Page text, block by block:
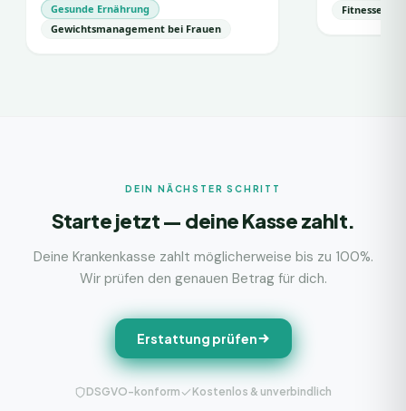
Gesunde Ernährung
Gewichtsmanagement bei Frauen
DEIN NÄCHSTER SCHRITT
Starte jetzt — deine Kasse zahlt.
Deine Krankenkasse zahlt möglicherweise bis zu 100%.
Wir prüfen den genauen Betrag für dich.
Erstattung prüfen
DSGVO-konform Kostenlos & unverbindlich